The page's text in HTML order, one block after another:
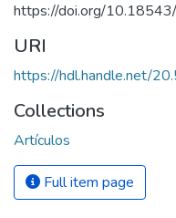
https://doi.org/
URI
https://hdl.handle.net/
Collections
Artículos
Full item page